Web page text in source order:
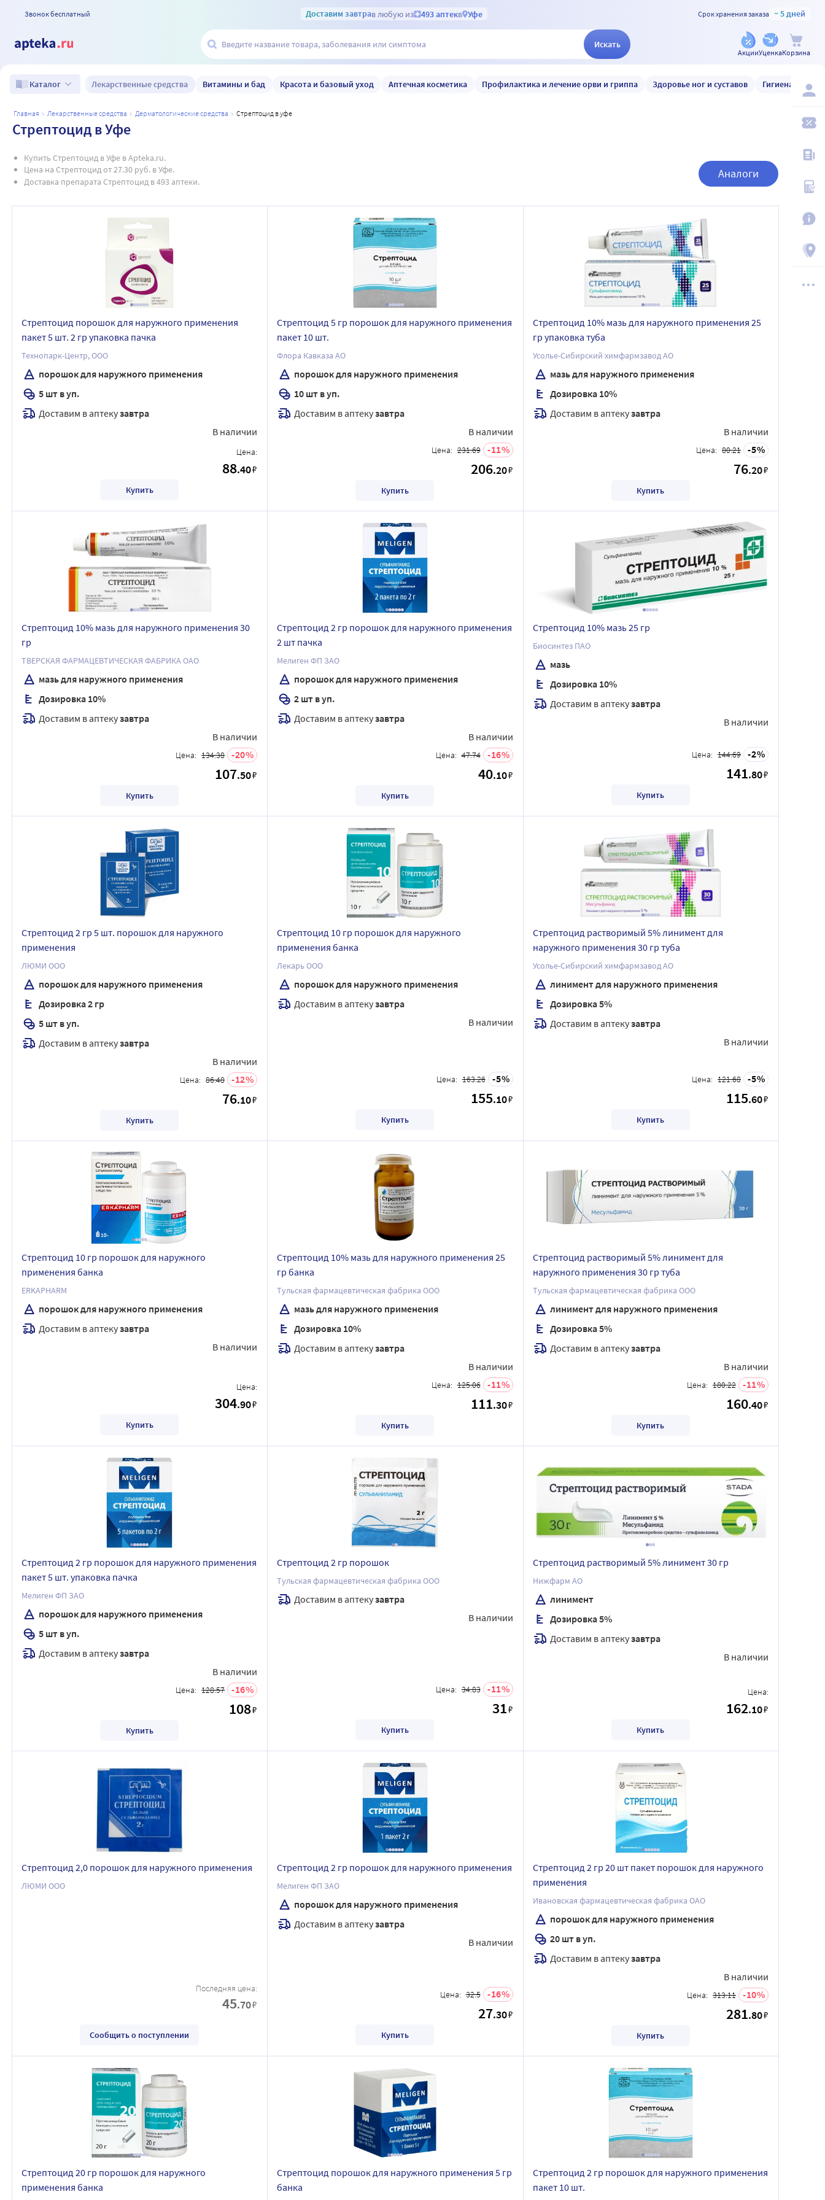
Звонок бесплатный Доставим завтрав любую из 493 аптекв Уфе Срок хранения заказа ~ 5 дней
Искать
АкцииУценкаКорзина
Каталог Лекарственные средства Витамины и бад Красота и базовый уход Аптечная косметика Профилактика и лечение орви и гриппа Здоровье ног и суставов Гигиена и уход
главная лекарственные средства дерматологические средства стрептоцид в уфе
Стрептоцид в Уфе
Купить Стрептоцид в Уфе в Apteka.ru.
Цена на Стрептоцид от 27.30 руб. в Уфе.
Доставка препарата Стрептоцид в 493 аптеки.
Аналоги
Стрептоцид порошок для наружного применения
пакет 5 шт. 2 гр упаковка пачка
Технопарк-Центр, ООО
порошок для наружного применения
5 шт в уп.
Доставим в аптекузавтра
В наличии
Цена:
88.40₽
Купить
Стрептоцид 5 гр порошок для наружного применения
пакет 10 шт.
Флора Кавказа АО
порошок для наружного применения
10 шт в уп.
Доставим в аптекузавтра
В наличии
Цена: 231.69 11
206.20₽
Купить
Стрептоцид 10% мазь для наружного применения 25
гр упаковка туба
Усолье-Сибирский химфармзавод АО
мазь для наружного применения
Дозировка 10%
Доставим в аптекузавтра
В наличии
Цена: 80.21 5
76.20₽
Купить
Стрептоцид 10% мазь для наружного применения 30
гр
ТВЕРСКАЯ ФАРМАЦЕВТИЧЕСКАЯ ФАБРИКА ОАО
мазь для наружного применения
Дозировка 10%
Доставим в аптекузавтра
В наличии
Цена: 134.38 20
107.50₽
Купить
Стрептоцид 2 гр порошок для наружного применения
2 шт пачка
Мелиген ФП ЗАО
порошок для наружного применения
2 шт в уп.
Доставим в аптекузавтра
В наличии
Цена: 47.74 16
40.10₽
Купить
Стрептоцид 10% мазь 25 гр
Биосинтез ПАО
мазь
Дозировка 10%
Доставим в аптекузавтра
В наличии
Цена: 144.69 2
141.80₽
Купить
Стрептоцид 2 гр 5 шт. порошок для наружного
применения
ЛЮМИ ООО
порошок для наружного применения
Дозировка 2 гр
5 шт в уп.
Доставим в аптекузавтра
В наличии
Цена: 86.48 12
76.10₽
Купить
Стрептоцид 10 гр порошок для наружного
применения банка
Лекарь ООО
порошок для наружного применения
Доставим в аптекузавтра
В наличии
Цена: 163.26 5
155.10₽
Купить
Стрептоцид растворимый 5% линимент для
наружного применения 30 гр туба
Усолье-Сибирский химфармзавод АО
линимент для наружного применения
Дозировка 5%
Доставим в аптекузавтра
В наличии
Цена: 121.68 5
115.60₽
Купить
Стрептоцид 10 гр порошок для наружного
применения банка
ERKAPHARM
порошок для наружного применения
Доставим в аптекузавтра
В наличии
Цена:
304.90₽
Купить
Стрептоцид 10% мазь для наружного применения 25
гр банка
Тульская фармацевтическая фабрика ООО
мазь для наружного применения
Дозировка 10%
Доставим в аптекузавтра
В наличии
Цена: 125.06 11
111.30₽
Купить
Стрептоцид растворимый 5% линимент для
наружного применения 30 гр туба
Тульская фармацевтическая фабрика ООО
линимент для наружного применения
Дозировка 5%
Доставим в аптекузавтра
В наличии
Цена: 180.22 11
160.40₽
Купить
Стрептоцид 2 гр порошок для наружного применения
пакет 5 шт. упаковка пачка
Мелиген ФП ЗАО
порошок для наружного применения
5 шт в уп.
Доставим в аптекузавтра
В наличии
Цена: 128.57 16
108₽
Купить
Стрептоцид 2 гр порошок
Тульская фармацевтическая фабрика ООО
Доставим в аптекузавтра
В наличии
Цена: 34.83 11
31₽
Купить
Стрептоцид растворимый 5% линимент 30 гр
Нижфарм АО
линимент
Дозировка 5%
Доставим в аптекузавтра
В наличии
Цена:
162.10₽
Купить
Стрептоцид 2,0 порошок для наружного применения
ЛЮМИ ООО
Последняя цена:
45.70₽
Сообщить о поступлении
Стрептоцид 2 гр порошок для наружного применения
Мелиген ФП ЗАО
порошок для наружного применения
Доставим в аптекузавтра
В наличии
Цена: 32.5 16
27.30₽
Купить
Стрептоцид 2 гр 20 шт пакет порошок для наружного
применения
Ивановская фармацевтическая фабрика ОАО
порошок для наружного применения
20 шт в уп.
Доставим в аптекузавтра
В наличии
Цена: 313.11 10
281.80₽
Купить
Стрептоцид 20 гр порошок для наружного
применения банка
Стрептоцид порошок для наружного применения 5 гр
банка
Стрептоцид 2 гр порошок для наружного применения
пакет 10 шт.